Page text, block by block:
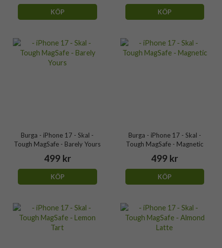
KÖP KÖP
Burga - iPhone 17 - Skal -
Tough MagSafe - Barely Yours
499 kr
KÖP
Burga - iPhone 17 - Skal -
Tough MagSafe - Magnetic
499 kr
KÖP